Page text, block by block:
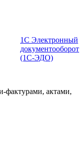
1С Электронный
документооборот
(1С-ЭДО)
фактурами, актами,